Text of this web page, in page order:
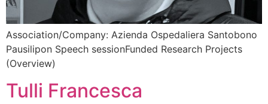
Association/Company: Azienda Ospedaliera Santobono
Pausilipon Speech sessionFunded Research Projects
(Overview)
Tulli Francesca